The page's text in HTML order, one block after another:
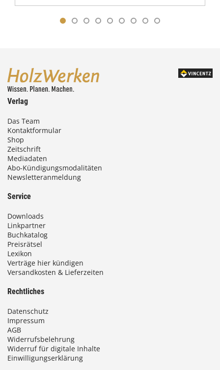
Verlag
Das Team
Kontaktformular
Shop
Zeitschrift
Mediadaten
Abo-Kündigungsmodalitäten
Newsletteranmeldung
Service
Downloads
Linkpartner
Buchkatalog
Preisrätsel
Lexikon
Verträge hier kündigen
Versandkosten & Lieferzeiten
Rechtliches
Datenschutz
Impressum
AGB
Widerrufsbelehrung
Widerruf für digitale Inhalte
Einwilligungserklärung